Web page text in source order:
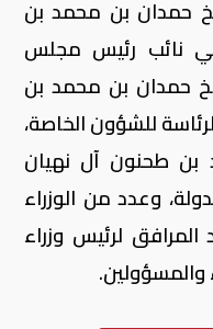
حمدان بن محمد بن
نائب رئيس مجلس
حمدان بن محمد بن
للشؤون الخاصة،
طحنون آل نهيان
وعدد من الوزراء
لرئيس وزراء
والمسؤولين.